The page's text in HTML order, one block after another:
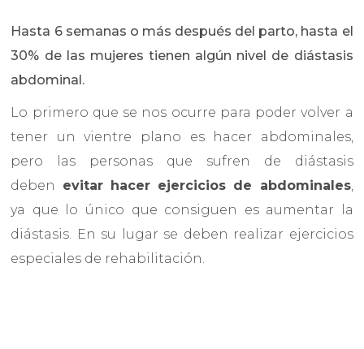
Hasta 6 semanas o más después del parto, hasta el
30% de las mujeres tienen algún nivel de diástasis
abdominal.
Lo primero que se nos ocurre para poder volver a
tener un vientre plano es hacer abdominales,
pero las personas que sufren de diástasis
deben evitar hacer ejercicios de abdominales,
ya que lo único que consiguen es aumentar la
diástasis. En su lugar se deben realizar ejercicios
especiales de rehabilitación.